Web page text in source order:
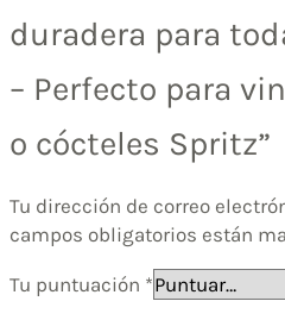
duradera para
– Perfecto para
o cócteles Spritz”
Tu dirección de correo
campos obligatorios están
Tu puntuación *